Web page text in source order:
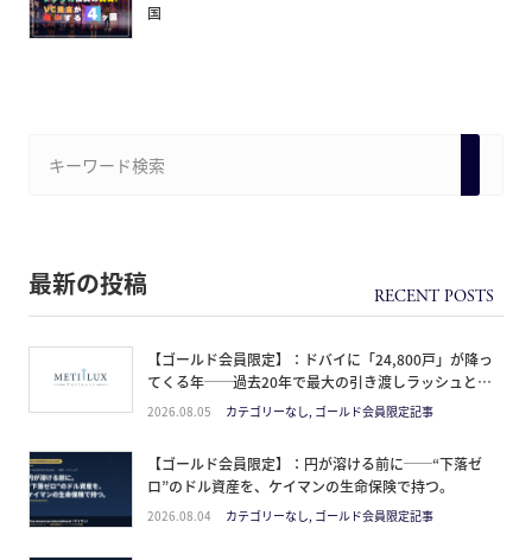
国
最新の投稿
【ゴールド会員限定】：ドバイに「24,800戸」が降っ
てくる年──過去20年で最大の引き渡しラッシュと、
ミサイルが崩した“安全神話”。2027年の供給ピーク
2026.08.05 カテゴリーなし, ゴールド会員限定記事
【ゴールド会員限定】：円が溶ける前に──“下落ゼ
ロ”のドル資産を、ケイマンの生命保険で持つ。
2026.08.04 カテゴリーなし, ゴールド会員限定記事